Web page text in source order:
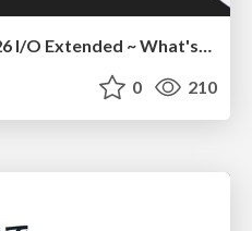
GDG Korea Android: 2026 I/O Extended ~ What's new in Android development tools
0 210